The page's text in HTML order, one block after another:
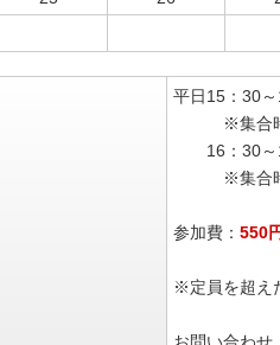
平日15：30～
※集合時
16：30～
※集合時
参加費： 550
※定員を超え